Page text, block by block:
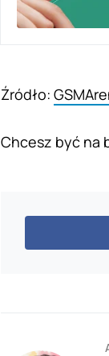
Źródło:
Chcesz być na